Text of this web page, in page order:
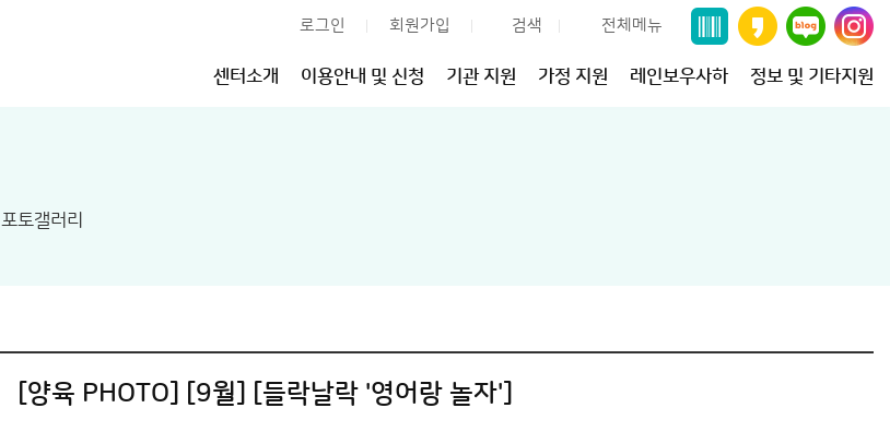
로그인 회원가입 검색 전체메뉴
센터소개 이용안내 및 신청 기관 지원 가정 지원 레인보우사하 정보 및 기타지원
포토갤러리
[양육 PHOTO] [9월] [들락날락 '영어랑 놀자']